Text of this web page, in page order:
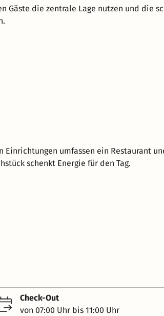
Gäste die zentrale Lage nutzen und die
Einrichtungen umfassen ein Restaurant
schenkt Energie für den Tag.
Check-Out
von 07:00 Uhr bis 11:00 Uhr